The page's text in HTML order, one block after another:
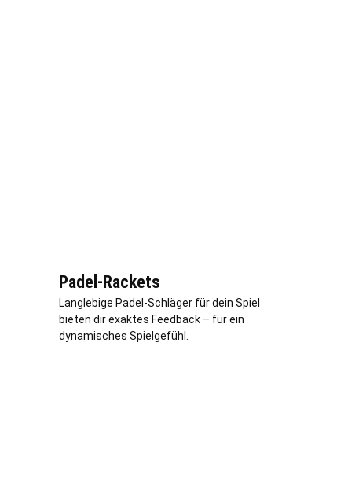
Padel-Rackets
Langlebige Padel-Schläger für dein Spiel
bieten dir exaktes Feedback – für ein
dynamisches Spielgefühl.